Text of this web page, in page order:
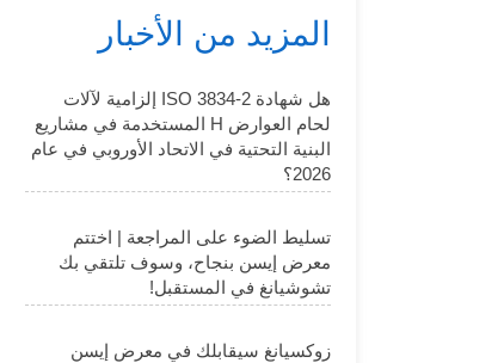
المزيد من الأخبار
هل شهادة ISO 3834-2 إلزامية لآلات
لحام العوارض H المستخدمة في مشاريع
البنية التحتية في الاتحاد الأوروبي في عام
2026؟
تسليط الضوء على المراجعة | اختتم
معرض إيسن بنجاح، وسوف تلتقي بك
تشوشيانغ في المستقبل!
زوكسيانغ سيقابلك في معرض إيسن